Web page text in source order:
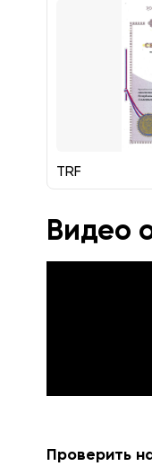
TRF
Видео
Проверить